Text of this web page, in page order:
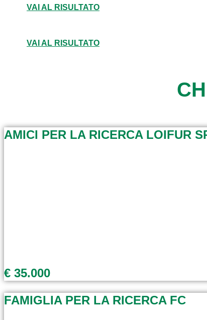
VAI AL RISULTATO
VAI AL RISULTATO
AMICI PER LA RICERCA LOIFUR
€ 35.000
FAMIGLIA PER LA RICERCA FC